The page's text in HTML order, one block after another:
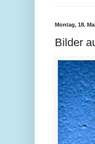
Montag, 18.
Bilder